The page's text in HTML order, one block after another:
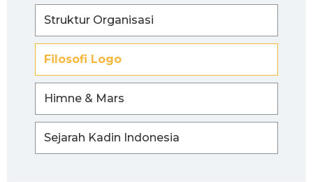
Struktur Organisasi
Filosofi Logo
Himne & Mars
Sejarah Kadin Indonesia